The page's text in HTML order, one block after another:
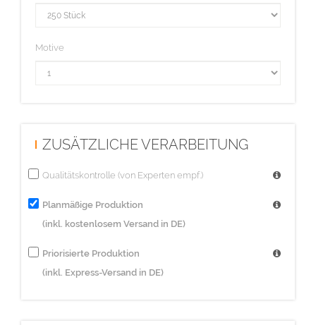
Motive
ZUSÄTZLICHE VERARBEITUNG
Qualitätskontrolle (von Experten empf.)
Planmäßige Produktion
(inkl. kostenlosem Versand in DE)
Priorisierte Produktion
(inkl. Express-Versand in DE)